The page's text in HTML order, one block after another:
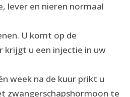
lever en nieren normaal
U komt op de
krijgt u een injectie in uw
week na de kuur prikt u
zwangerschapshormoon te